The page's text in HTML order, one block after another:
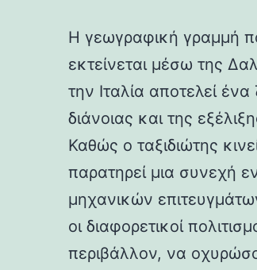
Η γεωγραφική γραμμή
εκτείνεται μέσω της
την Ιταλία αποτελεί
διάνοιας και της
Καθώς ο ταξιδιώτης
παρατηρεί μια συνεχή
μηχανικών
οι διαφορετικοί
περιβάλλον, να